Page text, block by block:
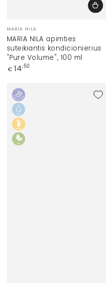
Prekinis
ženklas:
MARIA NILA
MARIA NILA apimties
suteikiantis kondicionierius
"Pure Volume", 100 ml
Įprasta
€ 14,50